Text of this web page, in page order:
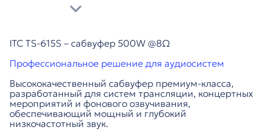
ITC TS-615S – сабвуфер 500W @8Ω
Профессиональное решение для аудиосистем
Высококачественный сабвуфер премиум-класса,
разработанный для систем трансляции, концертных
мероприятий и фонового озвучивания,
обеспечивающий мощный и глубокий
низкочастотный звук.